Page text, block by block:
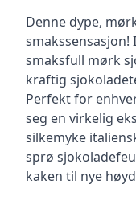
Denne dype,
smaksfull mørk
kraftig
Perfekt for
seg en virkelig
silkemyke
sprø
kaken til nye